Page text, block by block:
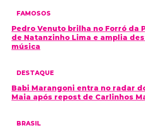
FAMOSOS
Pedro Venuto brilha no Forró da
de Natanzinho Lima e amplia
música
DESTAQUE
Babi Marangoni entra no radar
Maia após repost de Carlinhos
BRASIL